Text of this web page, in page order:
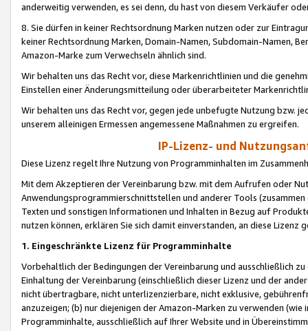
anderweitig verwenden, es sei denn, du hast von diesem Verkäufer
8. Sie dürfen in keiner Rechtsordnung Marken nutzen oder zur
keiner Rechtsordnung Marken, Domain-Namen, Subdomain-Namen,
Amazon-Marke zum Verwechseln ähnlich sind.
Wir behalten uns das Recht vor, diese Markenrichtlinien und die
Einstellen einer Änderungsmitteilung oder überarbeiteter
Wir behalten uns das Recht vor, gegen jede unbefugte Nutzung bzw.
unserem alleinigen Ermessen angemessene Maßnahmen zu ergreifen.
IP-Lizenz- und
Diese Lizenz regelt Ihre Nutzung von Programminhalten im
Mit dem Akzeptieren der Vereinbarung bzw. mit dem Aufrufen oder
Anwendungsprogrammierschnittstellen und anderer Tools (zusammen
Texten und sonstigen Informationen und Inhalten in Bezug auf
nutzen können, erklären Sie sich damit einverstanden, an diese Lizenz
1. Eingeschränkte Lizenz für Programminhalte
Vorbehaltlich der Bedingungen der Vereinbarung und ausschließlich
Einhaltung der Vereinbarung (einschließlich dieser Lizenz und der
nicht übertragbare, nicht unterlizenzierbare, nicht exklusive,
anzuzeigen; (b) nur diejenigen der Amazon-Marken zu verwenden
Programminhalte, ausschließlich auf Ihrer Website und in